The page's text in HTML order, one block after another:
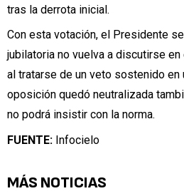
tras la derrota inicial.
Con esta votación, el Presidente
jubilatoria no vuelva a discutirse en
al tratarse de un veto sostenido en
oposición quedó neutralizada
no podrá insistir con la norma.
FUENTE: Infocielo
MÁS NOTICIAS